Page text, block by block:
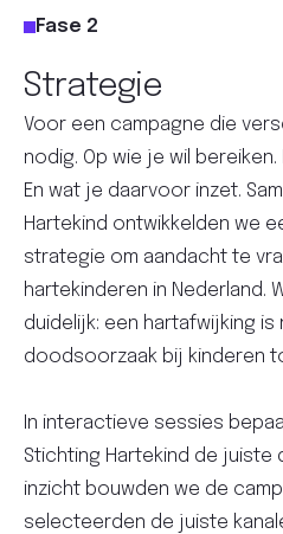
Fase 2
Strategie
Voor een campagne die
nodig. Op wie je wil
En wat je daarvoor inzet.
Hartekind ontwikkelden we
strategie om aandacht te
hartekinderen in Nederland.
duidelijk: een hartafwijking is
doodsoorzaak bij kinderen
In interactieve sessies
Stichting Hartekind de juiste
inzicht bouwden we de
selecteerden de juiste